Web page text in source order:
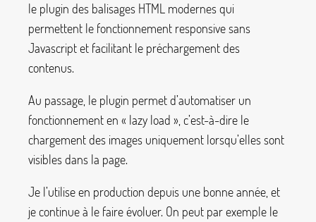
le plugin des balisages HTML modernes qui
permettent le fonctionnement responsive sans
Javascript et facilitant le préchargement des
contenus.
Au passage, le plugin permet d’automatiser un
fonctionnement en « lazy load », c’est-à-dire le
chargement des images uniquement lorsqu’elles sont
visibles dans la page.
Je l’utilise en production depuis une bonne année, et
je continue à le faire évoluer. On peut par exemple le